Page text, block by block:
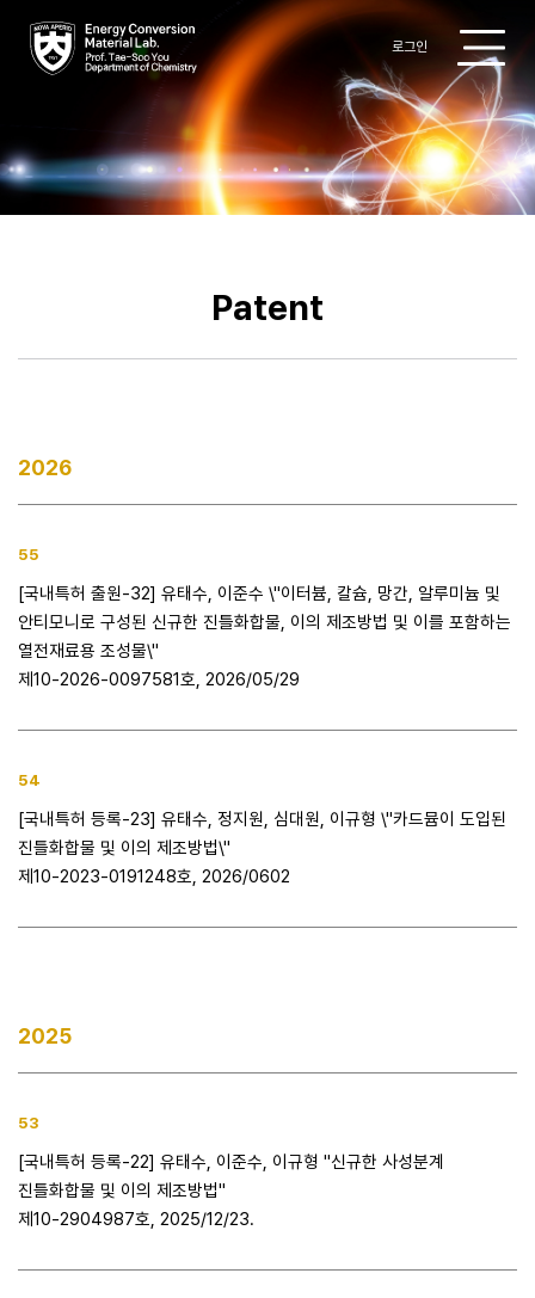
로그인
Research
Contact
Patent
2026
55
[국내특허 출원-32] 유태수, 이준수 \"이터븀, 칼슘, 망간, 알루미늄 및
안티모니로 구성된 신규한 진틀화합물, 이의 제조방법 및 이를 포함하는
열전재료용 조성물\"
제10-2026-0097581호, 2026/05/29
54
[국내특허 등록-23] 유태수, 정지원, 심대원, 이규형 \"카드뮴이 도입된
진틀화합물 및 이의 제조방법\"
제10-2023-0191248호, 2026/0602
2025
53
[국내특허 등록-22] 유태수, 이준수, 이규형 "신규한 사성분계
진틀화합물 및 이의 제조방법"
제10-2904987호, 2025/12/23.